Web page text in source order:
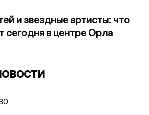
и звездные артисты: что
сегодня в центре Орла